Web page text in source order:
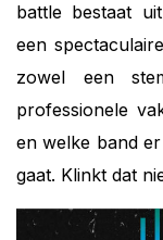
battle bestaat
een
zowel een
professionele
en welke band
gaat. Klinkt dat